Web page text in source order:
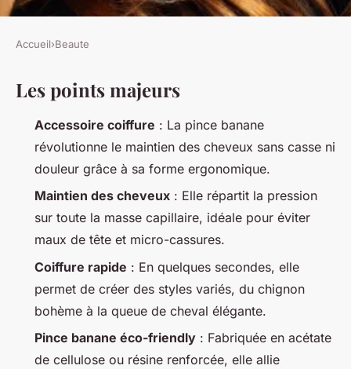
5 avantages de la pince banane
pour sublimer vos coiffures
Isambard•17/04/2026 19:36•11 min de lecture
Accueil›Beaute
Les points majeurs
Accessoire coiffure : La pince banane
révolutionne le maintien des cheveux sans casse ni
douleur grâce à sa forme ergonomique.
Maintien des cheveux : Elle répartit la pression
sur toute la masse capillaire, idéale pour éviter
maux de tête et micro-cassures.
Coiffure rapide : En quelques secondes, elle
permet de créer des styles variés, du chignon
bohème à la queue de cheval élégante.
Pince banane éco-friendly : Fabriquée en acétate
de cellulose ou résine renforcée, elle allie